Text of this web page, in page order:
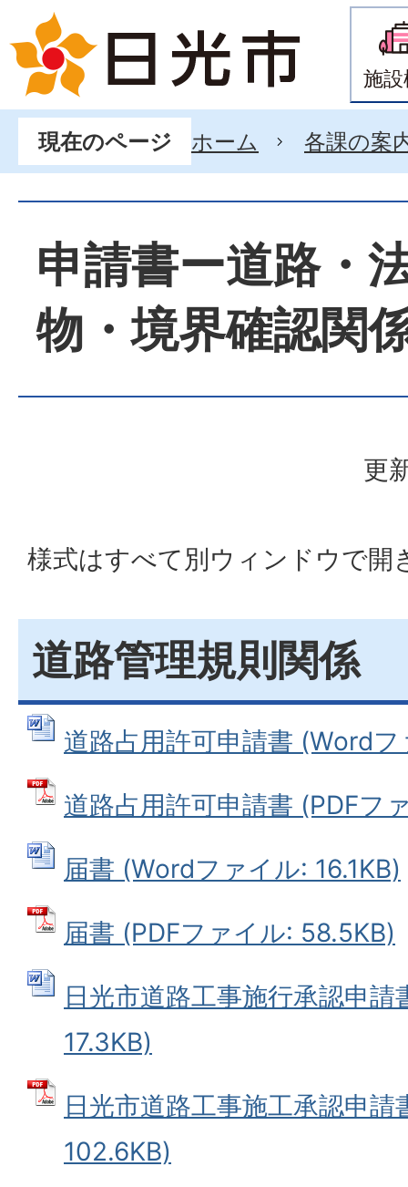
施
現在のページ ホーム 各課の案
申請書ー道路・
物・境界確認関
更
様式はすべて別ウィンドウで開
道路管理規則関係
道路占用許可申請書 (Wordフ
道路占用許可申請書 (PDFフ
届書 (Wordファイル: 16.1KB)
届書 (PDFファイル: 58.5KB)
日光市道路工事施行承認申
17.3KB)
日光市道路工事施工承認申
102.6KB)